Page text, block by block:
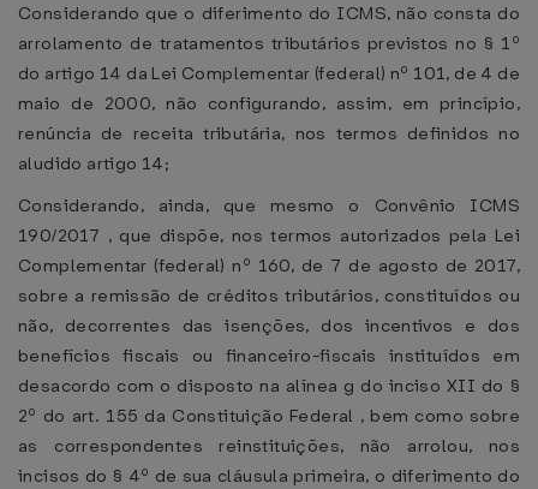
Considerando que o diferimento do ICMS, não consta do
arrolamento de tratamentos tributários previstos no § 1º
do artigo 14 da Lei Complementar (federal) nº 101, de 4 de
maio de 2000, não configurando, assim, em princípio,
renúncia de receita tributária, nos termos definidos no
aludido artigo 14;
Considerando, ainda, que mesmo o Convênio ICMS
190/2017 , que dispõe, nos termos autorizados pela Lei
Complementar (federal) nº 160, de 7 de agosto de 2017,
sobre a remissão de créditos tributários, constituídos ou
não, decorrentes das isenções, dos incentivos e dos
benefícios fiscais ou financeiro-fiscais instituídos em
desacordo com o disposto na alínea g do inciso XII do §
2º do art. 155 da Constituição Federal , bem como sobre
as correspondentes reinstituições, não arrolou, nos
incisos do § 4º de sua cláusula primeira, o diferimento do